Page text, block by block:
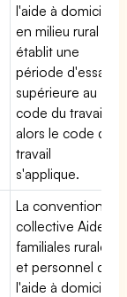
l'aide à domicile
en milieu rural
établit une
période d'essai
supérieure au
code du travail,
alors le code du
travail
s'applique.
La convention
collective Aides
familiales rurales
et personnel de
l'aide à domicile